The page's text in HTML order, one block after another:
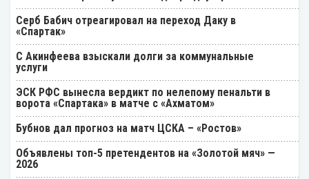
Серб Бабич отреагировал на переход Даку в
«Спартак»
С Акинфеева взыскали долги за коммунальные
услуги
ЭСК РФС вынесла вердикт по нелепому пенальти в
ворота «Спартака» в матче с «Ахматом»
Бубнов дал прогноз на матч ЦСКА – «Ростов»
Объявлены топ-5 претендентов на «Золотой мяч» —
2026